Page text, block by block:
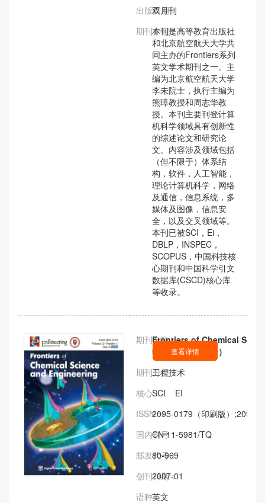
出版周期：
双月刊
期刊介绍：
本刊是高等教育出版社
和北京航空航天大学共
同主办的Frontiers系列
英文学术期刊之一。主
编为北京航空航天大学
李未院士，执行主编为
熊璋教授和周志华教
授。本刊主要刊登计算
机科学领域具有创新性
的综述论文和研究论
文。内容涉及领域包括
（但不限于）体系结
构，软件，人工智能，
理论计算机科学，网络
及通信，信息系统，多
媒体及图像，信息安
全，以及交叉领域等。
本刊已被SCI，Ei，
DBLP，INSPEC，
SCOPUS，中国科技核
心期刊和中国科学引文
数据库(CSCD)核心库
等收录。
期刊名称：
Frontiers of Chemical
学科学与工程前沿）
期刊分类：
工程技术
核心：SCI EI
ISSN：2095-0179（印刷版）;2095-
国内刊号：
CN 11-5981/TQ
邮发代号：
80-969
创刊日期：
2007-01
语种：英文
查看详情